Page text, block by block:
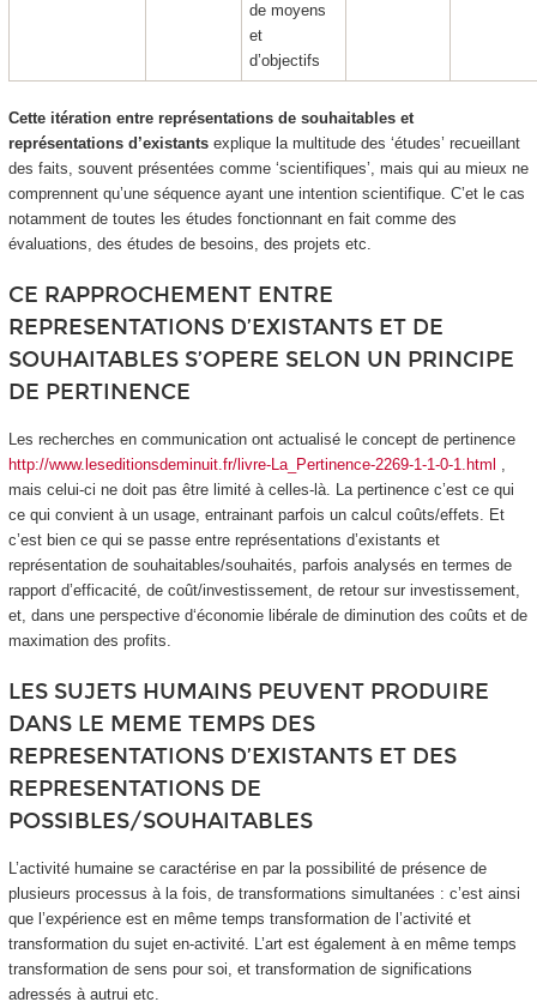
de moyens
et
d’objectifs
Cette itération entre représentations de souhaitables et
représentations d’existants explique la multitude des ‘études’ recueillant
des faits, souvent présentées comme ‘scientifiques’, mais qui au mieux ne
comprennent qu’une séquence ayant une intention scientifique. C’et le cas
notamment de toutes les études fonctionnant en fait comme des
évaluations, des études de besoins, des projets etc.
CE RAPPROCHEMENT ENTRE
REPRESENTATIONS D’EXISTANTS ET DE
SOUHAITABLES S’OPERE SELON UN PRINCIPE
DE PERTINENCE
Les recherches en communication ont actualisé le concept de pertinence
http://www.leseditionsdeminuit.fr/livre-La_Pertinence-2269-1-1-0-1.html
mais celui-ci ne doit pas être limité à celles-là.
La pertinence c’est ce qui
ce qui convient à un usage, entrainant parfois un calcul coûts/effets. Et
c’est bien ce qui se passe entre représentations d’existants et
représentation de souhaitables/souhaités, parfois analysés en termes de
rapport d’efficacité, de coût/investissement, de retour sur investissement,
et, dans une perspective d‘économie libérale de diminution des coûts et de
maximation des profits.
LES SUJETS HUMAINS PEUVENT PRODUIRE
DANS LE MEME TEMPS DES
REPRESENTATIONS D’EXISTANTS ET DES
REPRESENTATIONS DE
POSSIBLES/SOUHAITABLES
L’activité humaine se caractérise en par la possibilité de présence de
plusieurs processus à la fois, de transformations simultanées : c’est ainsi
que l’expérience est en même temps transformation de l’activité et
transformation du sujet en-activité. L’art est également à en même temps
transformation de sens pour soi, et transformation de significations
adressés à autrui etc.